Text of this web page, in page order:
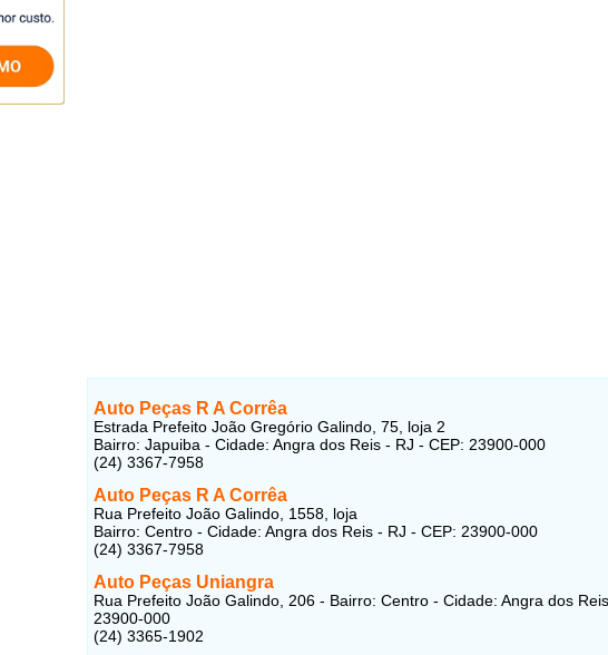
Auto Peças R A Corrêa
Estrada Prefeito João Gregório Galindo, 75, loja 2
Bairro: Japuiba - Cidade: Angra dos Reis - RJ - CEP: 23900-000
(24) 3367-7958
Auto Peças R A Corrêa
Rua Prefeito João Galindo, 1558, loja
Bairro: Centro - Cidade: Angra dos Reis - RJ - CEP: 23900-000
(24) 3367-7958
Auto Peças Uniangra
Rua Prefeito João Galindo, 206 - Bairro: Centro - Cidade: Angra dos
23900-000
(24) 3365-1902